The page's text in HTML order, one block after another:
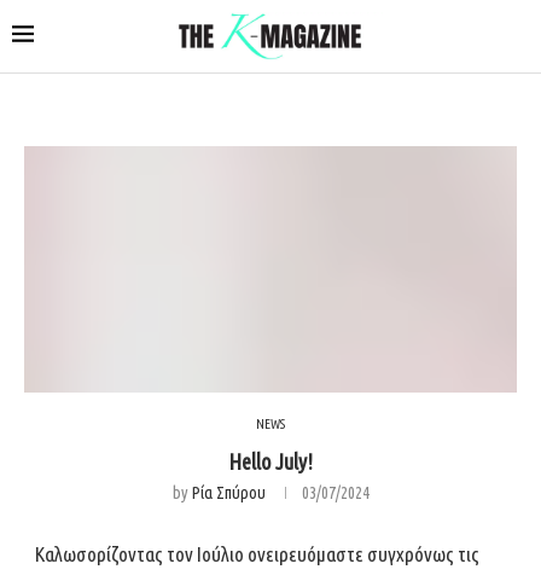
NEWS
Hello July!
byΡία Σπύρου 03/07/2024
Καλωσορίζοντας τον Ιούλιο ονειρευόμαστε συγχρόνως τις